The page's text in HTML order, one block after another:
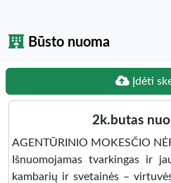
Būsto nuoma
Įdėti
2k.butas
AGENTŪRINIO MOKESČIO
Išnuomojamas tvarkingas ir
kambarių ir svetainės –